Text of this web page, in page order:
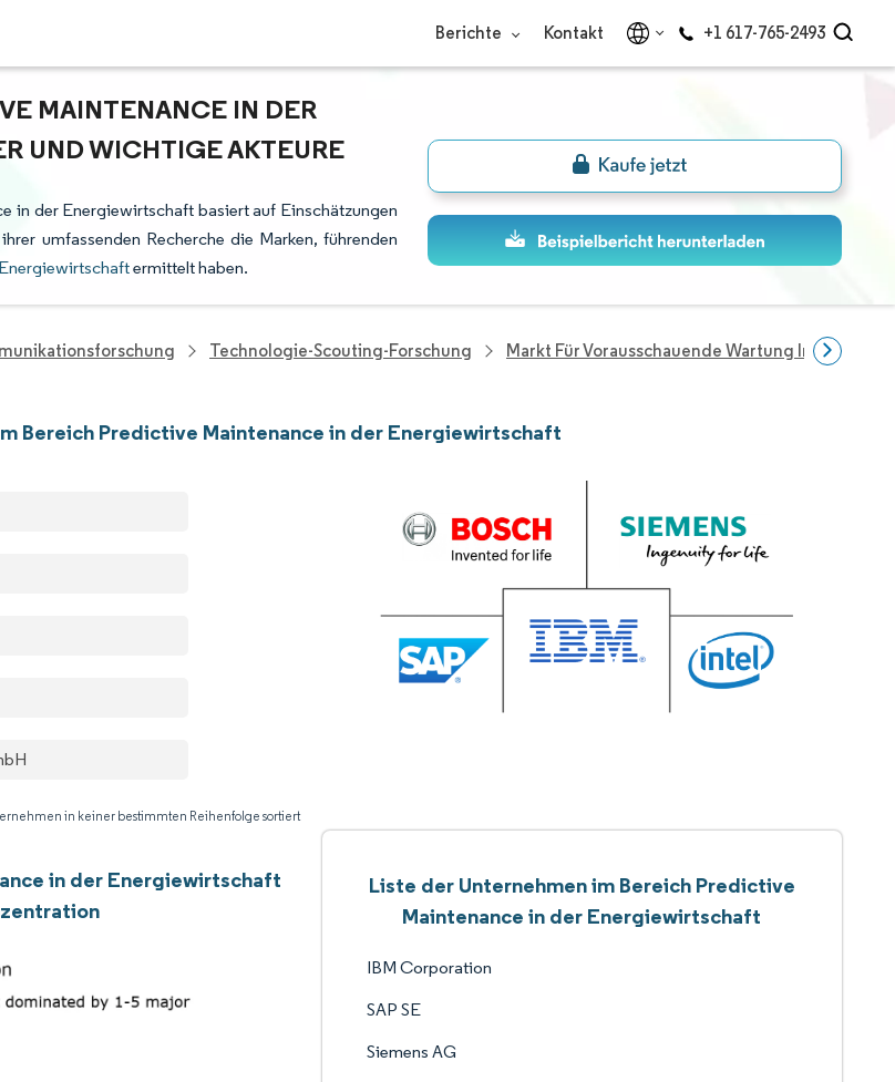
Berichte Kontakt +1 617-765-2493
MAINTENANCE IN DER
UND WICHTIGE AKTEURE
in der Energiewirtschaft basiert auf Einschätzungen
umfassenden Recherche die Marken, führenden
ermittelt haben.
Technologie-Scouting-Forschung Markt Für Vorausschauende Wartung Im
Bereich Predictive Maintenance in der Energiewirtschaft
in keiner bestimmten Reihenfolge sortiert
in der Energiewirtschaft
Liste der Unternehmen im Bereich Predictive
Maintenance in der Energiewirtschaft
IBM Corporation
SAP SE
Siemens AG